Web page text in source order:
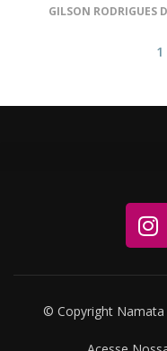
GILSON RODRIGUES
1
© Copyright Namata